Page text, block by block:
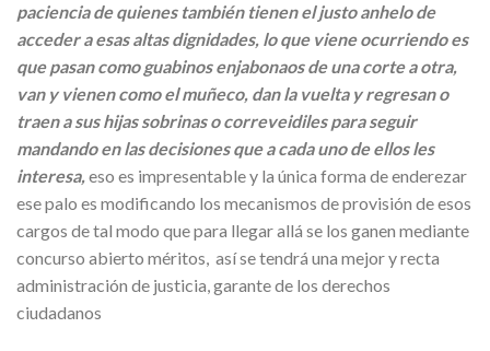
paciencia de quienes también tienen el justo anhelo de
acceder a esas altas dignidades, lo que viene ocurriendo es
que pasan como guabinos enjabonaos de una corte a otra,
van y vienen como el muñeco, dan la vuelta y regresan o
traen a sus hijas sobrinas o correveidiles para seguir
mandando en las decisiones que a cada uno de ellos les
interesa,eso es impresentable y la única forma de enderezar
ese palo es modificando los mecanismos de provisión de esos
cargos de tal modo que para llegar allá se los ganen mediante
concurso abierto méritos, así se tendrá una mejor y recta
administración de justicia, garante de los derechos
ciudadanos